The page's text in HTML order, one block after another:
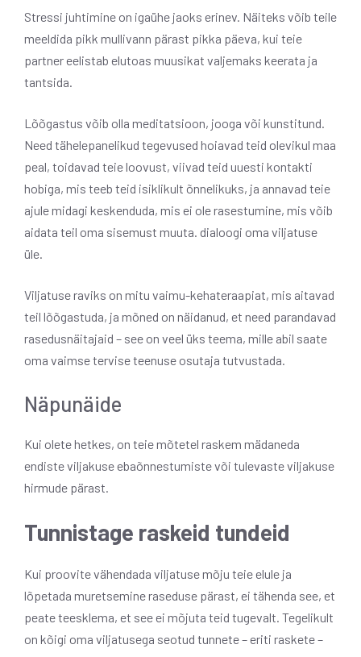
Stressi juhtimine on igaühe jaoks erinev. Näiteks võib teile
meeldida pikk mullivann pärast pikka päeva, kui teie
partner eelistab elutoas muusikat valjemaks keerata ja
tantsida.
Lõõgastus võib olla meditatsioon, jooga või kunstitund.
Need tähelepanelikud tegevused hoiavad teid olevikul maa
peal, toidavad teie loovust, viivad teid uuesti kontakti
hobiga, mis teeb teid isiklikult õnnelikuks, ja annavad teie
ajule midagi keskenduda, mis ei ole rasestumine, mis võib
aidata teil oma sisemust muuta. dialoogi oma viljatuse
üle.
Viljatuse raviks on mitu vaimu-kehateraapiat, mis aitavad
teil lõõgastuda, ja mõned on näidanud, et need parandavad
rasedusnäitajaid – see on veel üks teema, mille abil saate
oma vaimse tervise teenuse osutaja tutvustada.
Näpunäide
Kui olete hetkes, on teie mõtetel raskem mädaneda
endiste viljakuse ebaõnnestumiste või tulevaste viljakuse
hirmude pärast.
Tunnistage raskeid tundeid
Kui proovite vähendada viljatuse mõju teie elule ja
lõpetada muretsemine raseduse pärast, ei tähenda see, et
peate teesklema, et see ei mõjuta teid tugevalt. Tegelikult
on kõigi oma viljatusega seotud tunnete – eriti raskete –